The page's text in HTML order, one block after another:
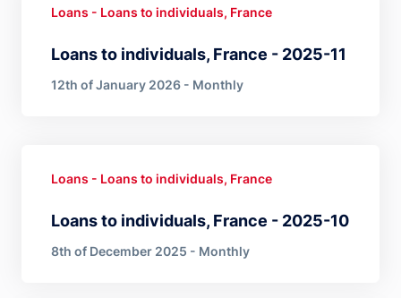
Loans to individuals, France - 2025-11
Loans - Loans to individuals, France
12th of January 2026 - Monthly
Loans to individuals, France - 2025-10
Loans - Loans to individuals, France
8th of December 2025 - Monthly